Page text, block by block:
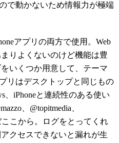
で動かないため情報力が極端
アプリの両方で使用。Web
りよくないのけど機能は豊
いくつか用意して、テーマ
リはデスクトップと同じもの
、iPhoneと連続性のある使い
、@topitmedia、
ここから。ログをとってくれ
クセスできないと漏れが生